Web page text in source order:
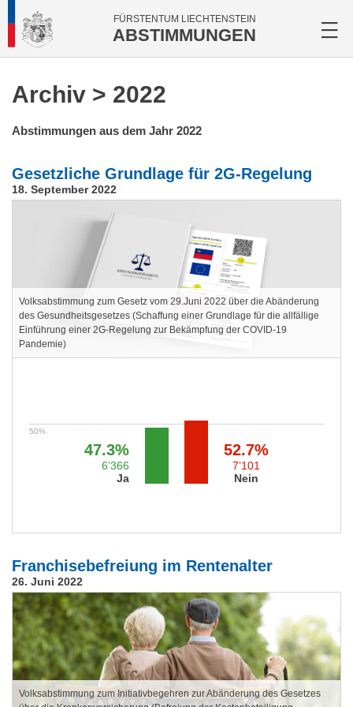
FÜRSTENTUM LIECHTENSTEIN
ABSTIMMUNGEN
Archiv > 2022
Abstimmungen aus dem Jahr 2022
Gesetzliche Grundlage für 2G-Regelung
18. September 2022
Volksabstimmung zum Gesetz vom 29.Juni 2022 über die Abänderung
des Gesundheitsgesetzes (Schaffung einer Grundlage für die allfällige
Einführung einer 2G-Regelung zur Bekämpfung der COVID-19
Pandemie)
47.3%
6’366
Ja
52.7%
7’101
Nein
Franchisebefreiung im Rentenalter
26. Juni 2022
Volksabstimmung zum Initiativbegehren zur Abänderung des Gesetzes